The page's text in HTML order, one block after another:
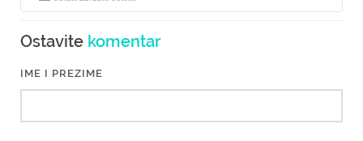
Ostavite komentar
IME I PREZIME